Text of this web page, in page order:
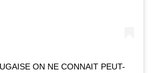
ON NE CONNAIT PEUT-